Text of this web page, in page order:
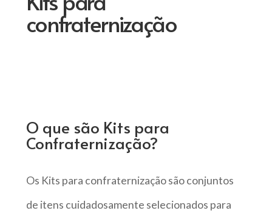
confraternização
O que são Kits para
Confraternização?
Os Kits para confraternização são conjuntos
de itens cuidadosamente selecionados para